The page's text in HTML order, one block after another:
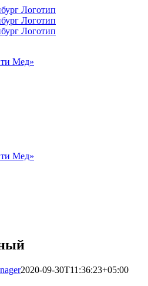
Мед»
Мед»
2020-09-30T11:36:23+05:00